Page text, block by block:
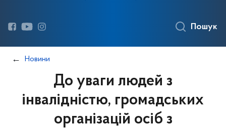
Пошук
Новини
До уваги людей з
інвалідністю, громадських
організацій осіб з